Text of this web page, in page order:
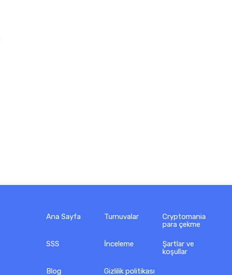
Ana Sayfa Turnuvalar
Cryptomania
para çekme
SSS İnceleme
Şartlar ve
koşullar
Blog Gizlilik politikası